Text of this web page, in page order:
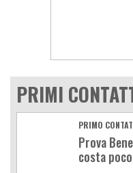
PRIMI
PRIMO
Prova
costa poco